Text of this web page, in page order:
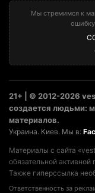
Мы стремимся к
21+ | © 2012-2026
создается людьми:
материалов.
Украина. Киев. Мы в:
Материалы с сайта
обязательной
Также гиперссылка
Ответственность за